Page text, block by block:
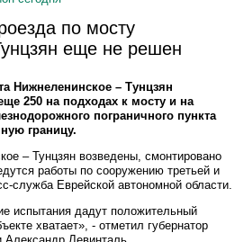
по мосту
еще не решен
Нижнеленинское – Тунцзян
250 на подходах к мосту и на
пограничного пункта
границу.
– Тунцзян возведены, смонтировано
работы по сооружению третьей и
служба Еврейской автономной области.
испытания дадут положительный
хватает», - отметил губернатор
Александр Левинталь.